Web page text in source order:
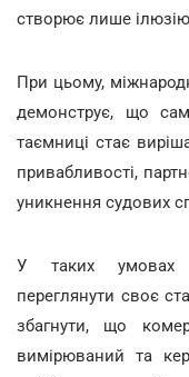
створює лише ілюзію
При цьому,
демонструє, що
таємниці стає
привабливості,
уникнення судових
У таких умовах
переглянути своє
збагнути, що
вимірюваний та